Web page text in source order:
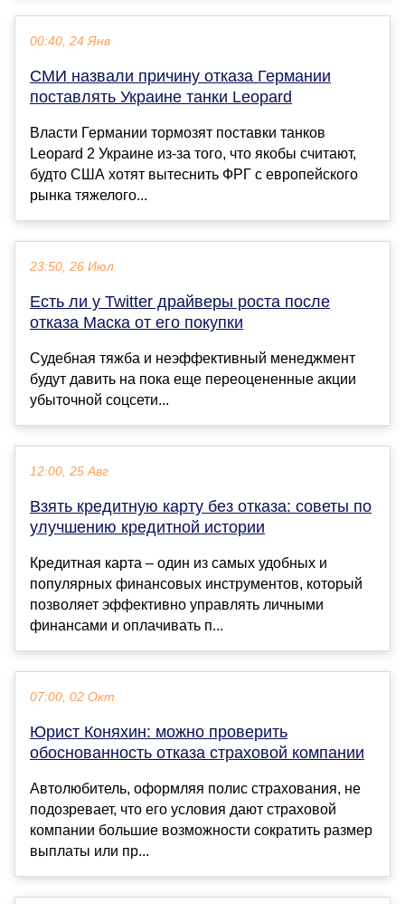
00:40, 24 Янв
СМИ назвали причину отказа Германии
поставлять Украине танки Leopard
Власти Германии тормозят поставки танков
Leopard 2 Украине из-за того, что якобы считают,
будто США хотят вытеснить ФРГ с европейского
рынка тяжелого...
23:50, 26 Июл
Есть ли у Twitter драйверы роста после
отказа Маска от его покупки
Судебная тяжба и неэффективный менеджмент
будут давить на пока еще переоцененные акции
убыточной соцсети...
12:00, 25 Авг
Взять кредитную карту без отказа: советы по
улучшению кредитной истории
Кредитная карта – один из самых удобных и
популярных финансовых инструментов, который
позволяет эффективно управлять личными
финансами и оплачивать п...
07:00, 02 Окт
Юрист Коняхин: можно проверить
обоснованность отказа страховой компании
Автолюбитель, оформляя полис страхования, не
подозревает, что его условия дают страховой
компании большие возможности сократить размер
выплаты или пр...